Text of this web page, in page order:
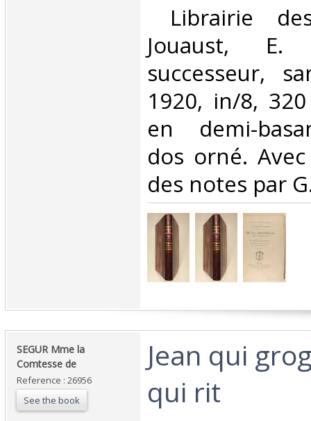
Librairie
Jouaust, E.
successeur,
1920, in/8,
en demi-
dos orné.
des notes par
‎SEGUR Mme la
Comtesse de‎
Reference : 26956
See the book
‎Jean qui
qui rit‎